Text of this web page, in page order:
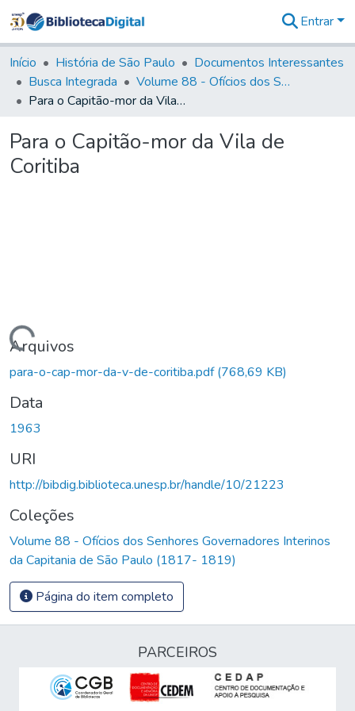
&
Coleções
Tudo na
Biblioteca
Estatísticas
Entrar
Início História de São Paulo
Documentos Interessantes
Busca Integrada
Volume 88 - Ofícios dos Senhores Governadores Interinos da Capitania de São Paulo (1817- 1819)
Para o Capitão-mor da Vila de Coritiba
Para o Capitão-mor da Vila de
Coritiba
Carregando...
Arquivos
para-o-cap-mor-da-v-de-coritiba.pdf(768,69 KB)
Data
1963
URI
http://bibdig.biblioteca.unesp.br/handle/10/21223
Coleções
Volume 88 - Ofícios dos Senhores Governadores Interinos
da Capitania de São Paulo (1817- 1819)
Página do item completo
PARCEIROS